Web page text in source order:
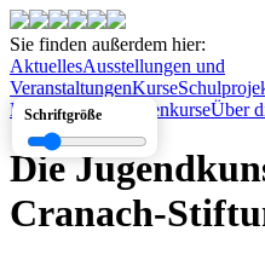
Sie finden außerdem hier:
AktuellesAusstellungen und
VeranstaltungenKurse
Konfirmanden
FerienkurseÜber
Die
Cranach-
Schriftgröße